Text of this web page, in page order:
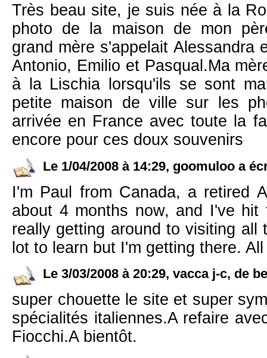
Très beau site, je suis née à la
photo de la maison de mon
grand mère s'appelait Alessandra
Antonio, Emilio et Pasqual.Ma
à la Lischia lorsqu'ils se sont
petite maison de ville sur les
arrivée en France avec toute la
encore pour ces doux souvenirs
Le 1/04/2008 à 14:29, goomuloo a
I'm Paul from Canada, a retired
about 4 months now, and I've hit
really getting around to visiting
lot to learn but I'm getting there.
Le 3/03/2008 à 20:29, vacca j-c, de
super chouette le site et super
spécialités italiennes.A refaire
Fiocchi.A bientôt.